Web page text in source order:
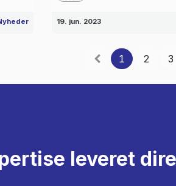
19. jun. 2023
1 2 3
leveret